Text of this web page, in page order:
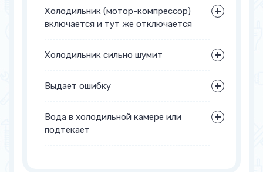
Холодильник (мотор-компрессор)
включается и тут же отключается
Холодильник сильно шумит
Выдает ошибку
Вода в холодильной камере или
подтекает